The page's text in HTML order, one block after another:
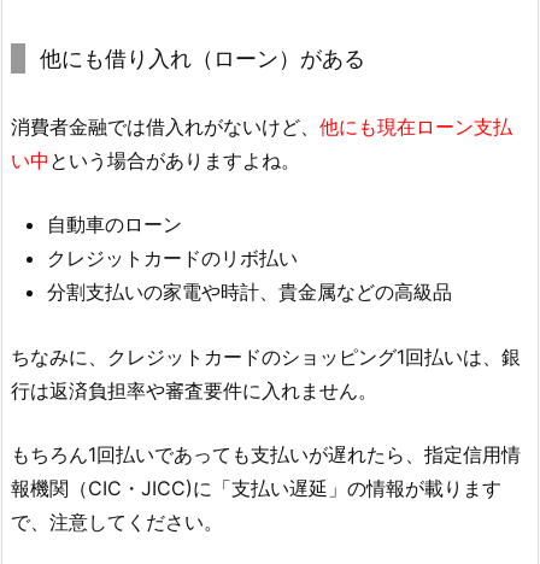
他にも借り入れ（ローン）がある
消費者金融では借入れがないけど、 他にも現在ローン支払
い中 という場合がありますよね。
自動車のローン
クレジットカードのリボ払い
分割支払いの家電や時計、貴金属などの高級品
ちなみに、クレジットカードのショッピング1回払いは、銀
行は返済負担率や審査要件に入れません。
もちろん1回払いであっても支払いが遅れたら、指定信用情
報機関（CIC・JICC)に「支払い遅延」の情報が載ります
で、注意してください。